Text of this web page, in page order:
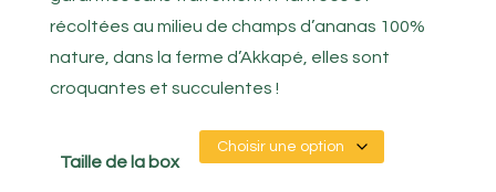
5,50 €
à
10,00 €
récoltées au milieu de champs d’ananas 100%
nature, dans la ferme d’Akkapé, elles sont
croquantes et succulentes !
Taille de la box